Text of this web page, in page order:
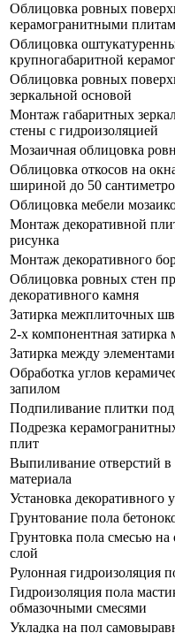
Облицовка ровных
керамогранитными
Облицовка
крупногабаритной
Облицовка ровных
зеркальной основой
Монтаж габаритных
стены с гидроизоляцией
Мозаичная облицовка
Облицовка откосов на
шириной до 50
Облицовка мебели
Монтаж декоративной
рисунка
Монтаж декоративного
Облицовка ровных стен
декоративного камня
Затирка межплиточных
2-х компонентная
Затирка между
Обработка углов
запилом
Подпиливание плитки
Подрезка
плит
Выпиливание отверстий в
материала
Установка декоративного
Грунтование пола
Грунтовка пола смесью на
слой
Рулонная гидроизоляция
Гидроизоляция пола
обмазочными смесями
Укладка на пол